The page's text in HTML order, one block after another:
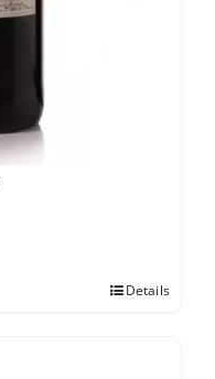
Details